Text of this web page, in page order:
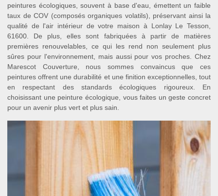
peintures écologiques, souvent à base d'eau, émettent un faible
taux de COV (composés organiques volatils), préservant ainsi la
qualité de l'air intérieur de votre maison à Lonlay Le Tesson,
61600. De plus, elles sont fabriquées à partir de matières
premières renouvelables, ce qui les rend non seulement plus
sûres pour l'environnement, mais aussi pour vos proches. Chez
Marescot Couverture, nous sommes convaincus que ces
peintures offrent une durabilité et une finition exceptionnelles, tout
en respectant des standards écologiques rigoureux. En
choisissant une peinture écologique, vous faites un geste concret
pour un avenir plus vert et plus sain.